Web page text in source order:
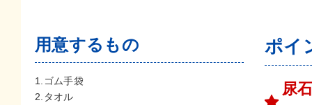
用意するもの
1.ゴム手袋
2.タオル
ポイ
尿